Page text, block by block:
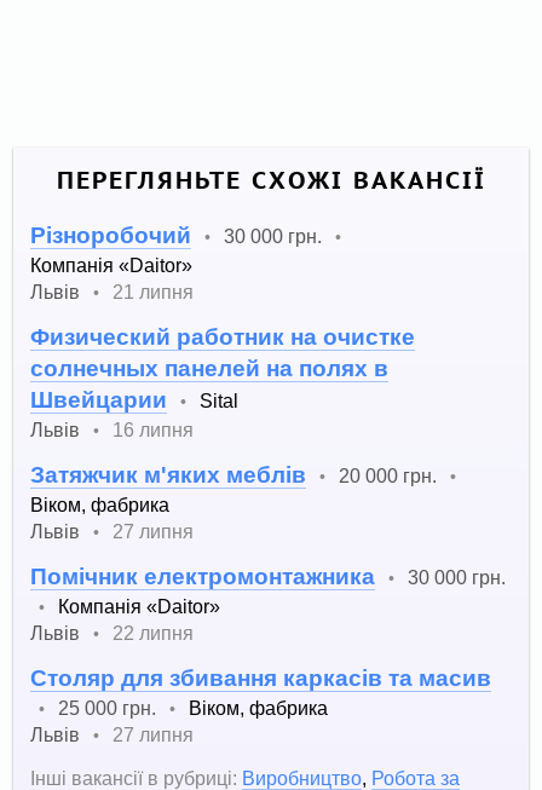
ПЕРЕГЛЯНЬТЕ СХОЖІ ВАКАНСІЇ
Різноробочий • 30 000 грн. •
Компанія «Daitor»
Львів
• 21 липня
Физический работник на очистке
солнечных панелей на полях в
Швейцарии
•
Sital
Львів
• 16 липня
Затяжчик м'яких меблів • 20 000 грн. •
Віком, фабрика
Львів
• 27 липня
Помічник електромонтажника • 30 000 грн.
•
Компанія «Daitor»
Львів
• 22 липня
Столяр для збивання каркасів та масив
• 25 000 грн. •
Віком, фабрика
Львів
•
27 липня
Інші вакансії в рубриці: Виробництво, Робота за